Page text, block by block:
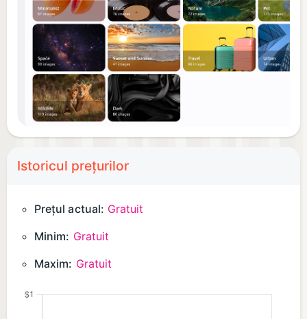
Istoricul prețurilor
Prețul actual: Gratuit
Minim: Gratuit
Maxim: Gratuit